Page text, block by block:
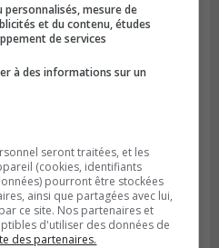
contrat pour
d’incinération
mesure de
et du contenu, études
de services
à des informations sur un
seront traitées, et les
(cookies, identifiants
pourront être stockées
ainsi que partagées avec lui,
ce site. Nos partenaires et
d'utiliser des données de
des partenaires.